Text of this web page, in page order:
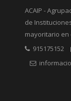
ACAIP -
de
mayoritario en
915175152